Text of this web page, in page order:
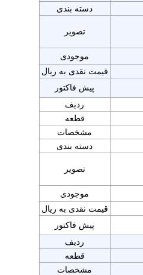
دسته بندی
تصویر
موجودی
قیمت نقدی به ریال
پیش فاکتور
ردیف
قطعه
مشخصات
دسته بندی
تصویر
موجودی
قیمت نقدی به ریال
پیش فاکتور
ردیف
قطعه
مشخصات